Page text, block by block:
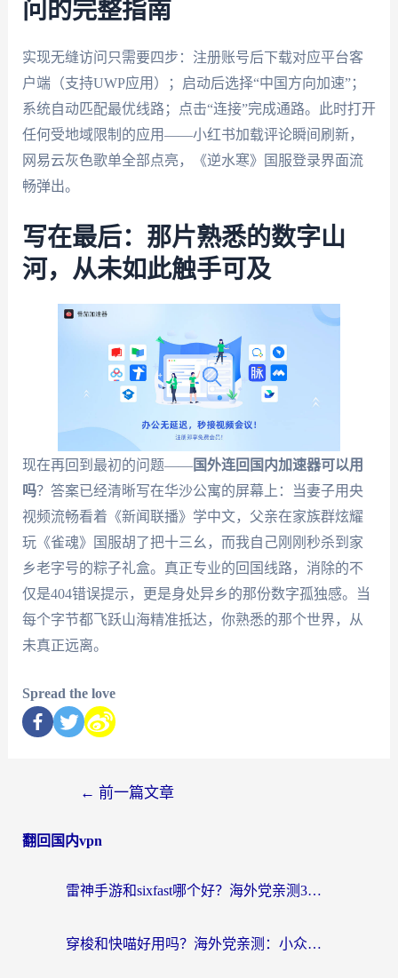
问的完整指南
实现无缝访问只需要四步：注册账号后下载对应平台客
户端（支持UWP应用）；启动后选择“中国方向加速”；
系统自动匹配最优线路；点击“连接”完成通路。此时打开
任何受地域限制的应用——小红书加载评论瞬间刷新，
网易云灰色歌单全部点亮，《逆水寒》国服登录界面流
畅弹出。
写在最后：那片熟悉的数字山
河，从未如此触手可及
现在再回到最初的问题——国外连回国内加速器可以用
吗？答案已经清晰写在华沙公寓的屏幕上：当妻子用央
视频流畅看着《新闻联播》学中文，父亲在家族群炫耀
玩《雀魂》国服胡了把十三幺，而我自己刚刚秒杀到家
乡老字号的粽子礼盒。真正专业的回国线路，消除的不
仅是404错误提示，更是身处异乡的那份数字孤独感。当
每个字节都飞跃山海精准抵达，你熟悉的那个世界，从
未真正远离。
Spread the love
← 前一篇文章
翻回国内vpn
雷神手游和sixfast哪个好？海外党亲测3款回国加速器，教你选对不踩坑
穿梭和快喵好用吗？海外党亲测：小众加速器对比+番茄加速器深度体验